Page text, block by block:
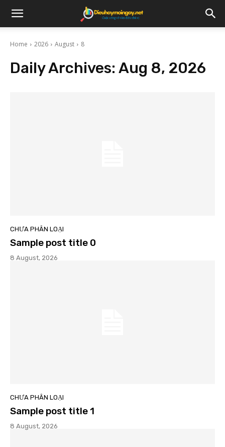
Home 2026 August 8
Daily Archives: Aug 8, 2026
CHƯA PHÂN LOẠI
Sample post title 0
8 August, 2026
CHƯA PHÂN LOẠI
Sample post title 1
8 August, 2026